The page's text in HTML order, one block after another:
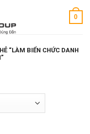
0
“LÀM BIỂN CHỨC DANH